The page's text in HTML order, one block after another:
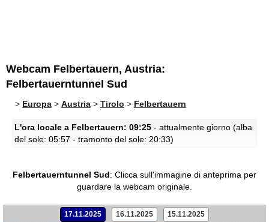
Webcam Felbertauern, Austria:
Felbertauerntunnel Sud
> Europa > Austria > Tirolo > Felbertauern
L'ora locale a Felbertauern: 09:25 - attualmente giorno (alba
del sole: 05:57 - tramonto del sole: 20:33)
Felbertauerntunnel Sud: Clicca sull'immagine di anteprima per
guardare la webcam originale.
17.11.2025 16.11.2025 15.11.2025